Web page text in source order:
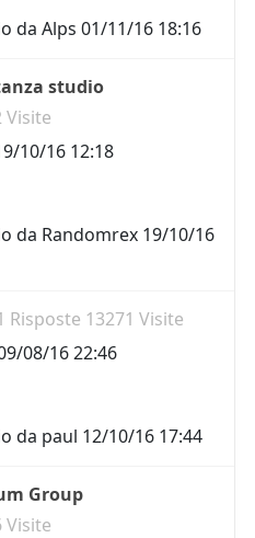
da Alps 01/11/16 18:16
studio
Visite
10/16 12:18
da Randomrex 19/10/16
Risposte 13271 Visite
08/16 22:46
da paul 12/10/16 17:44
Group
Visite